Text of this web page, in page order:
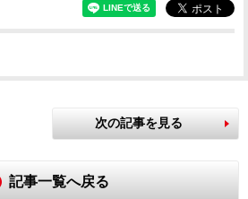
記事一覧へ戻る
次の記事を見る